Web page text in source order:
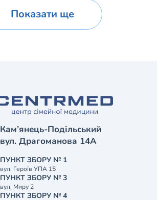
Показати ще
Кам’янець-Подільський
вул. Драгоманова 14А
ПУНКТ ЗБОРУ № 1
вул. Героїв УПА 15
ПУНКТ ЗБОРУ № 3
вул. Миру 2
ПУНКТ ЗБОРУ № 4